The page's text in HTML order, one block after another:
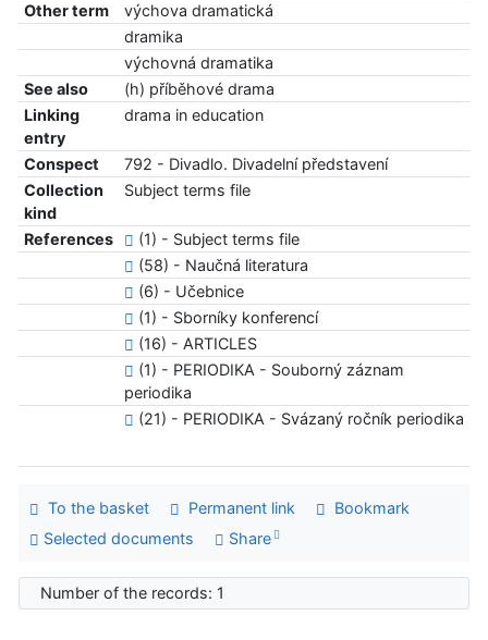
Other term
výchova dramatická
dramika
výchovná dramatika
See also
(h) příběhové drama
Linking
entry
drama in education
Conspect
792 - Divadlo. Divadelní představení
Collection
kind
Subject terms file
References
(1) - Subject terms file
(58) - Naučná literatura
(6) - Učebnice
(1) - Sborníky konferencí
(16) - ARTICLES
(1) - PERIODIKA - Souborný záznam
periodika
(21) - PERIODIKA - Svázaný ročník periodika
To the basket Permanent link
Bookmark
Selected documents
Share
Number of the records: 1